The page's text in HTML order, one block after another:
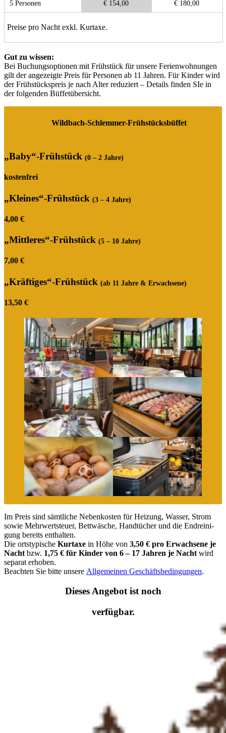
5 Personen € 154,00 € 180,00
Preise pro Nacht exkl. Kurtaxe.
Gut zu wissen:
Bei Buchungs­op­tio­nen mit Frühstück für unsere Ferien­woh­nun­gen
gilt der angezeigte Preis für Perso­nen ab 11 Jahren. Für Kinder wird
der Frühstücks­preis je nach Alter reduziert – Details finden SIe in
der folgen­den Büffetübersicht.
Wildbach-Schlemmer-Frühstücksbüffet
„Baby“-Frühstück (0 – 2 Jahre)
kostenfrei
„Kleines“-Frühstück (3 – 4 Jahre)
4,00 €
„Mittleres“-Frühstück (5 – 10 Jahre)
7,00 €
„Kräftiges“-Frühstück (ab 11 Jahre & Erwachsene)
13,50 €
Im Preis sind sämtli­che Neben­kos­ten für Heizung, Wasser, Strom
sowie Mehrwert­steuer, Bettwä­sche, Handtü­cher und die Endrei­ni­
gung bereits enthal­ten.
Die ortsty­pi­sche Kurtaxe in Höhe von 3,50 € pro Erwach­sene je
Nacht bzw. 1,75 € für Kinder von 6 – 17 Jahren je Nacht wird
separat erhoben.
Beach­ten Sie bitte unsere Allge­mei­nen Geschäfts­be­din­gun­gen.
Dieses Angebot ist noch
verfügbar.